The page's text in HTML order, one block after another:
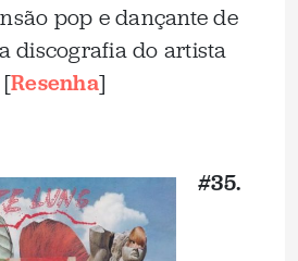
pop e dançante de
discografia do artista
[Resenha]
#35.